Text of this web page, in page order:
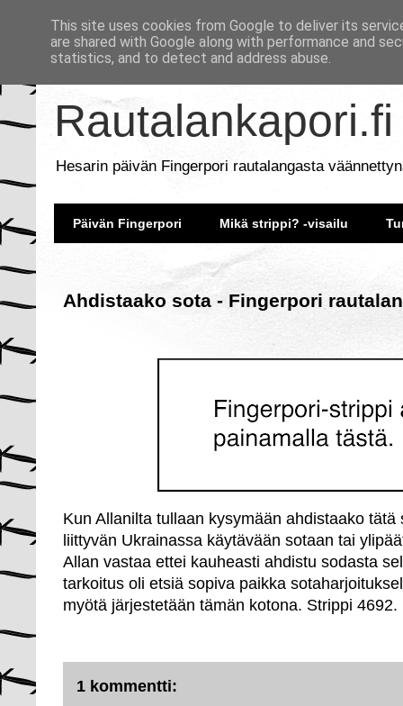
Rautalankapori.fi
Hesarin päivän Fingerpori rautalangasta
Päivän Fingerpori Mikä strippi? -visailu
Ahdistaako sota - Fingerpori
Kun Allanilta tullaan kysymään ahdistaako
liittyvän Ukrainassa käytävään sotaan tai
Allan vastaa ettei kauheasti ahdistu sodasta
tarkoitus oli etsiä sopiva paikka
myötä järjestetään tämän kotona. Strippi 4692.
1 kommentti:
This site uses cookies from Google to deliver its
are shared with Google along with performance and
statistics, and to detect and address abuse.